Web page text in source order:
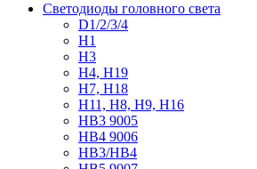
Светодиоды головного света
D1/2/3/4
H1
H3
H4, H19
H7, H18
H11, H8, H9, H16
HB3 9005
HB4 9006
HB3/HB4